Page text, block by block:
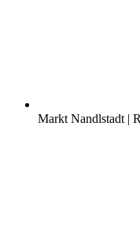
Markt Nandlstadt |